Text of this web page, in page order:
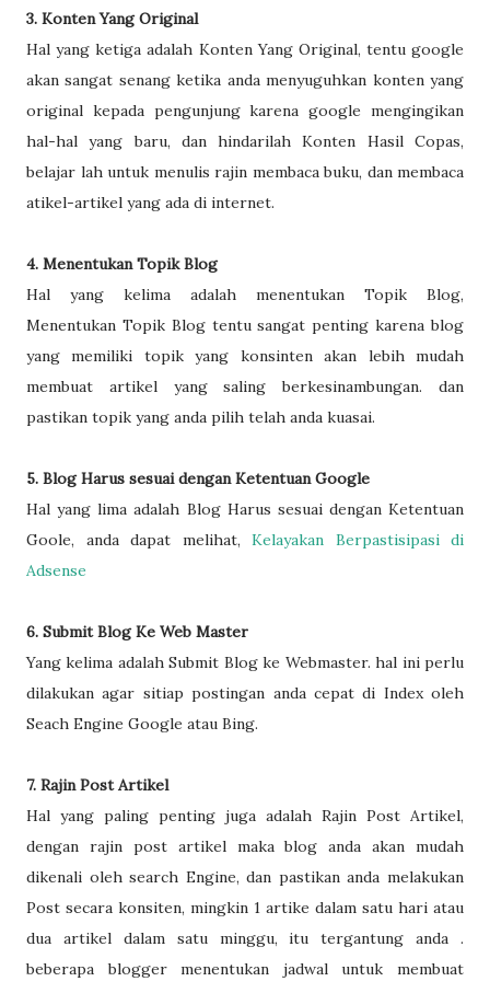
3. Konten Yang Original
Hal yang ketiga adalah Konten Yang Original, tentu google
akan sangat senang ketika anda menyuguhkan konten yang
original kepada pengunjung karena google mengingikan
hal-hal yang baru, dan hindarilah Konten Hasil Copas,
belajar lah untuk menulis rajin membaca buku, dan membaca
atikel-artikel yang ada di internet.
4. Menentukan Topik Blog
Hal yang kelima adalah menentukan Topik Blog,
Menentukan Topik Blog tentu sangat penting karena blog
yang memiliki topik yang konsinten akan lebih mudah
membuat artikel yang saling berkesinambungan. dan
pastikan topik yang anda pilih telah anda kuasai.
5. Blog Harus sesuai dengan Ketentuan Google
Hal yang lima adalah Blog Harus sesuai dengan Ketentuan
Goole, anda dapat melihat, Kelayakan Berpastisipasi di
Adsense
6. Submit Blog Ke Web Master
Yang kelima adalah Submit Blog ke Webmaster. hal ini perlu
dilakukan agar sitiap postingan anda cepat di Index oleh
Seach Engine Google atau Bing.
7. Rajin Post Artikel
Hal yang paling penting juga adalah Rajin Post Artikel,
dengan rajin post artikel maka blog anda akan mudah
dikenali oleh search Engine, dan pastikan anda melakukan
Post secara konsiten, mingkin 1 artike dalam satu hari atau
dua artikel dalam satu minggu, itu tergantung anda .
beberapa blogger menentukan jadwal untuk membuat